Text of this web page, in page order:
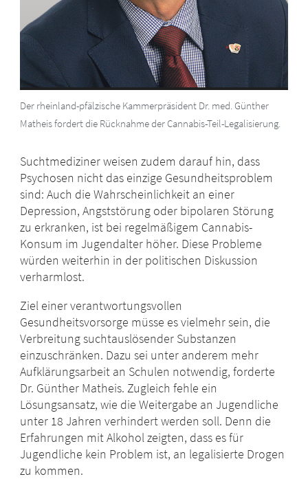
Der rheinland-pfälzische Kammerpräsident Dr. med. Günther
Matheis fordert die Rücknahme der Cannabis-Teil-Legalisierung.
Suchtmediziner weisen zudem darauf hin, dass
Psychosen nicht das einzige Gesundheitsproblem
sind: Auch die Wahrscheinlichkeit an einer
Depression, Angststörung oder bipolaren Störung
zu erkranken, ist bei regelmäßigem Cannabis-
Konsum im Jugendalter höher. Diese Probleme
würden weiterhin in der politischen Diskussion
verharmlost.
Ziel einer verantwortungsvollen
Gesundheitsvorsorge müsse es vielmehr sein, die
Verbreitung suchtauslösender Substanzen
einzuschränken. Dazu sei unter anderem mehr
Aufklärungsarbeit an Schulen notwendig, forderte
Dr. Günther Matheis. Zugleich fehle ein
Lösungsansatz, wie die Weitergabe an Jugendliche
unter 18 Jahren verhindert werden soll. Denn die
Erfahrungen mit Alkohol zeigten, dass es für
Jugendliche kein Problem ist, an legalisierte Drogen
zu kommen.